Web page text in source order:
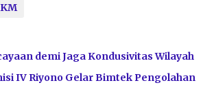
demi Jaga Kondusivitas Wilayah
IV Riyono Gelar Bimtek Pengolahan